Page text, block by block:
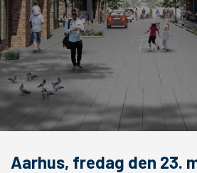
Aarhus, fredag den 23.